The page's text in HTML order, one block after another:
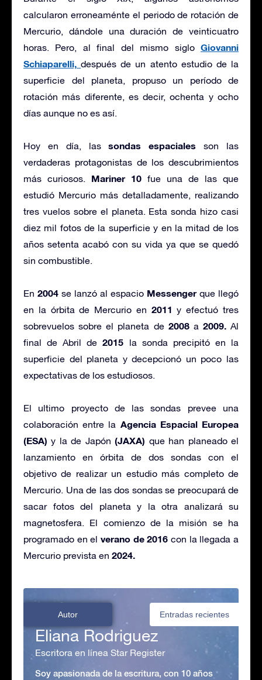
calcularon erroneaménte el periodo de rotación de
Mercurio, dándole una duración de veinticuatro
horas. Pero, al final del mismo siglo Giovanni
Schiaparelli, después de un atento estudio de la
superficie del planeta, propuso un período de
rotación más diferente, es decir, ochenta y ocho
días aunque no es así.
Hoy en día, lassondas espaciales son las
verdaderas protagonistas de los descubrimientos
más curiosos. Mariner 10 fue una de las que
estudió Mercurio más detalladamente, realizando
tres vuelos sobre el planeta. Esta sonda hizo casi
diez mil fotos de la superficie y en la mitad de los
años setenta acabó con su vida ya que se quedó
sin combustible.
En 2004 se lanzó al espacio Messengerque llegó
en la órbita de Mercurio en 2011 y efectuó tres
sobrevuelos sobre el planeta de 2008a 2009.Al
final de Abril de 2015 la sonda precipitó en la
superficie del planeta y decepcionó un poco las
expectativas de los estudiosos.
El ultimo proyecto de las sondas prevee una
colaboración entre la Agencia Espacial Europea
(ESA) y la de Japón(JAXA) que han planeado el
lanzamiento en órbita de dos sondas con el
objetivo de realizar un estudio más completo de
Mercurio. Una de las dos sondas se preocupará de
sacar fotos del planeta y la otra analizará su
magnetosfera. El comienzo de la misión se ha
programado en el verano de 2016 con la llegada a
Mercurio prevista en 2024.
Autor Entradas recientes
Eliana Rodriguez
Escritora en línea Star Register
Soy apasionada de la escritura, con 10 años